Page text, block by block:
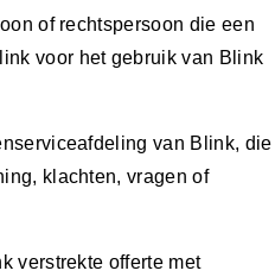
of rechtspersoon die een
voor het gebruik van Blink
van Blink, die
klachten, vragen of
verstrekte offerte met